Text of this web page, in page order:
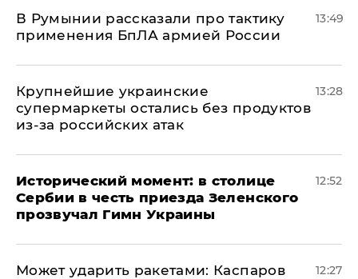
В Румынии рассказали про тактику
применения БпЛА армией России
13:49
Крупнейшие украинские
супермаркеты остались без продуктов
из-за российских атак
13:28
Исторический момент: в столице
Сербии в честь приезда Зеленского
прозвучал Гимн Украины
12:52
Может ударить ракетами: Каспаров
12:27